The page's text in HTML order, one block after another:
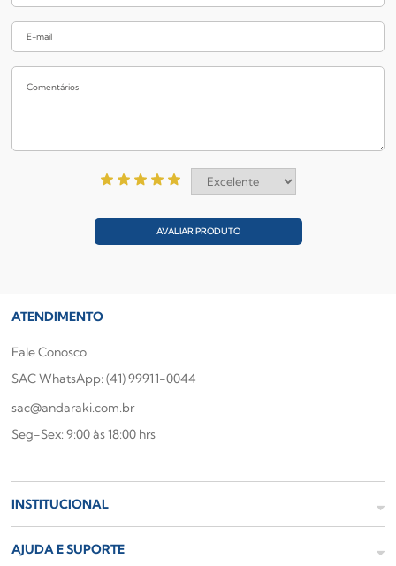
AVALIAR PRODUTO
ATENDIMENTO
Fale Conosco
SAC WhatsApp: (41) 99911-0044
sac@andaraki.com.br
Seg-Sex: 9:00 às 18:00 hrs
INSTITUCIONAL
AJUDA E SUPORTE